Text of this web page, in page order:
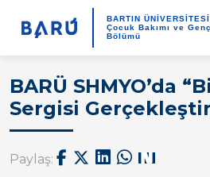
BARTIN ÜNİVERSİTESİ
Çocuk Bakımı ve
Bölümü
BARÜ SHMYO’da
Sergisi
Paylaş: